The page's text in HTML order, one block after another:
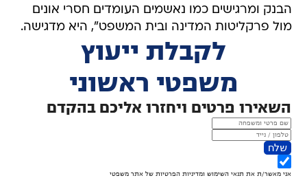
הבנק ומרגישים כמו נאשמים העומדים חסרי אונים
מול פרקליטות המדינה ובית המשפט", היא מדגישה.